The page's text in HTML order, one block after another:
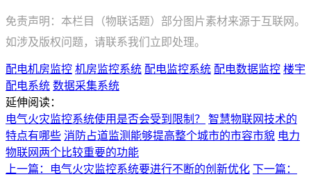
免责声明：本栏目（物联话题）部分图片素材来源于互联网。
如涉及版权问题，请联系我们立即处理。
配电机房监控 机房监控系统 配电监控系统 配电数据监控 楼宇
配电系统 数据采集系统
延伸阅读：
电气火灾监控系统使用是否会受到限制？
智慧物联网技术的
特点有哪些 消防占道监测能够提高整个城市的市容市貌 电力
物联网两个比较重要的功能
上一篇：电气火灾监控系统要进行不断的创新优化 下一篇：